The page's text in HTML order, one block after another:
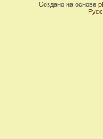
Создано на основе